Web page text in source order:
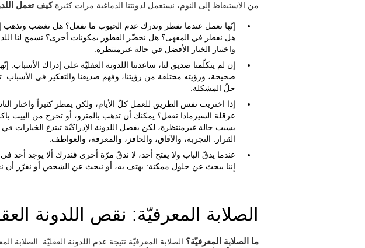
من الاستيقاظ إلى النوم، نستعمل لدونتنا الدماغية مرات كثيرةكيف تعمل
إنّها تعمل عندما نفطر وندرك عدم الحبوب ما نفعل؟ هل نغضب ونذهب
هل نفطر في المقهى؟ هل نحضّر الفطور بمكونات أخرى؟ تسمح لنا
واختيار الخيار الأفضل في حالة غيرمنتظرة.
إن لم يتكلّمنا صديق لنا، ساعدتنا اللدونة العقليّة على إدراك الأسباب.
صحيحة، ورؤيته مختلفة من رؤيتنا، وفهم صديقنا والتفكير في الأسباب.
حلّ المشكلة.
إذا اختريت نفس الطريق للعمل كلّ الأيام، ولكن يمطر كثيراً واختار
عرقلة السيرماذا تفعل؟ يمكنك أن تذهب بالمترو، أو تخرج من البيت
بسبب حالة غيرمنتظرة، لكن بفضل اللدونة الإدراكيّة تبتدع
القرار: التجربة، والآفاق، والحافز، والمعرفة، والعواطف.
عندما يدقّ الباب ولا يفتح أحد، لا ندقّ مرّة أخرى فندرك ألا يوجد أحد في
إننا يبحث عن حلول ممكنة: يهتف به، أو نبحث عن الشخص أو نقرّر أن
الصلابة المعرفيّة: نقص اللدونة
ما الصلابة المعرفيّة؟ الصلابة المعرفيّة نتيجة عدم اللدونة العقليّة. الصلابة